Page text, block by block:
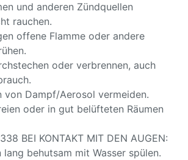
und anderen Zündquellen
rauchen.
offene Flamme oder andere
oder verbrennen, auch
von Dampf/Aerosol vermeiden.
oder in gut belüfteten Räumen
BEI KONTAKT MIT DEN AUGEN:
lang behutsam mit Wasser spülen.